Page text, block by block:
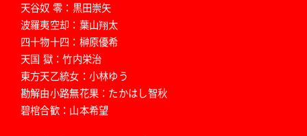
天谷奴 零：黒田崇矢
波羅夷空却：葉山翔太
四十物十四：榊原優希
天国 獄：竹内栄治
東方天乙統女：小林ゆう
勘解由小路無花果：たかはし智秋
碧棺合歓：山本希望